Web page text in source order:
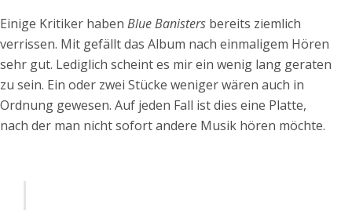
Einige Kritiker haben Blue Banisters bereits ziemlich
verrissen. Mit gefällt das Album nach einmaligem Hören
sehr gut. Lediglich scheint es mir ein wenig lang geraten
zu sein. Ein oder zwei Stücke weniger wären auch in
Ordnung gewesen. Auf jeden Fall ist dies eine Platte,
nach der man nicht sofort andere Musik hören möchte.